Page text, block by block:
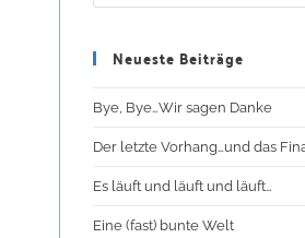
Neueste Beiträge
Bye, Bye…Wir sagen Danke
Der letzte Vorhang…und das
Es läuft und läuft und läuft…
Eine (fast) bunte Welt